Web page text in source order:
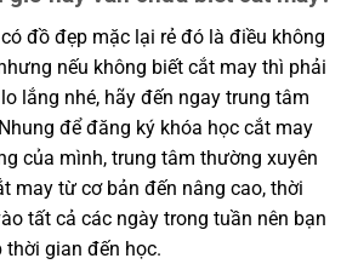
đồ đẹp mặc lại rẻ đó là điều không
nếu không biết cắt may thì phải
lắng nhé, hãy đến ngay trung tâm
để đăng ký khóa học cắt may
của mình, trung tâm thường xuyên
may từ cơ bản đến nâng cao, thời
tất cả các ngày trong tuần nên bạn
thời gian đến học.